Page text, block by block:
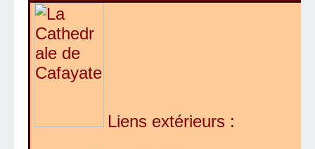
Liens extérieurs :